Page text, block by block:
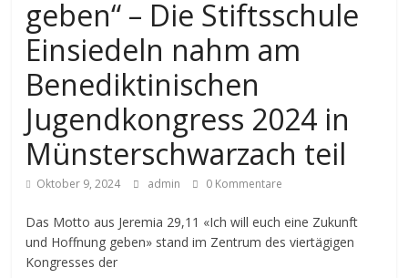
geben“ – Die Stiftsschule
Einsiedeln nahm am
Benediktinischen
Jugendkongress 2024 in
Münsterschwarzach teil
Oktober 9, 2024 admin 0 Kommentare
Das Motto aus Jeremia 29,11 «Ich will euch eine Zukunft
und Hoffnung geben» stand im Zentrum des viertägigen
Kongresses der